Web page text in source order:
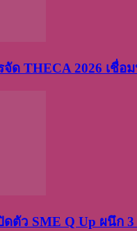
ด THECA 2026 เชื่อ
ดตัว SME Q Up ผนึ